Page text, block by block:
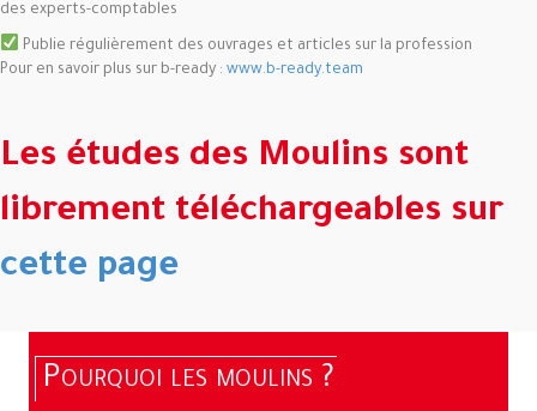
des experts-comptables
Publie régulièrement des ouvrages et articles sur la profession
Pour en savoir plus sur b-ready : www.b-ready.team
Les études des Moulins sont
librement téléchargeables sur
cette page
Pourquoi les moulins ?